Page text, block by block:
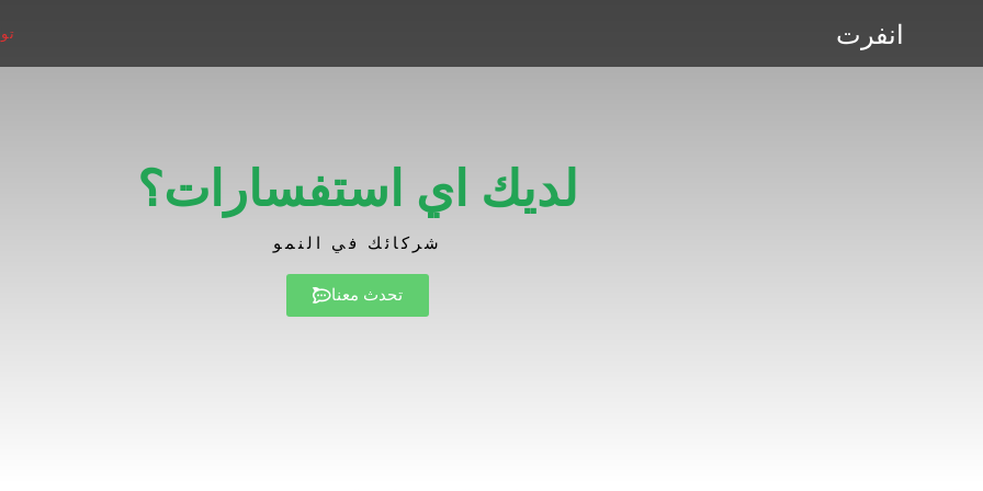
انفرت
لديك اي استفسارات؟
شركائك في النمو
تحدث معنا